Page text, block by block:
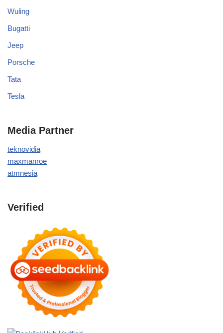
Wuling
Bugatti
Jeep
Porsche
Tata
Tesla
Media Partner
teknovidia
maxmanroe
atmnesia
Verified